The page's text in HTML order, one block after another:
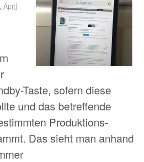
April
Taste, sofern diese
und das betreffende
Produktions-
Das sieht man anhand